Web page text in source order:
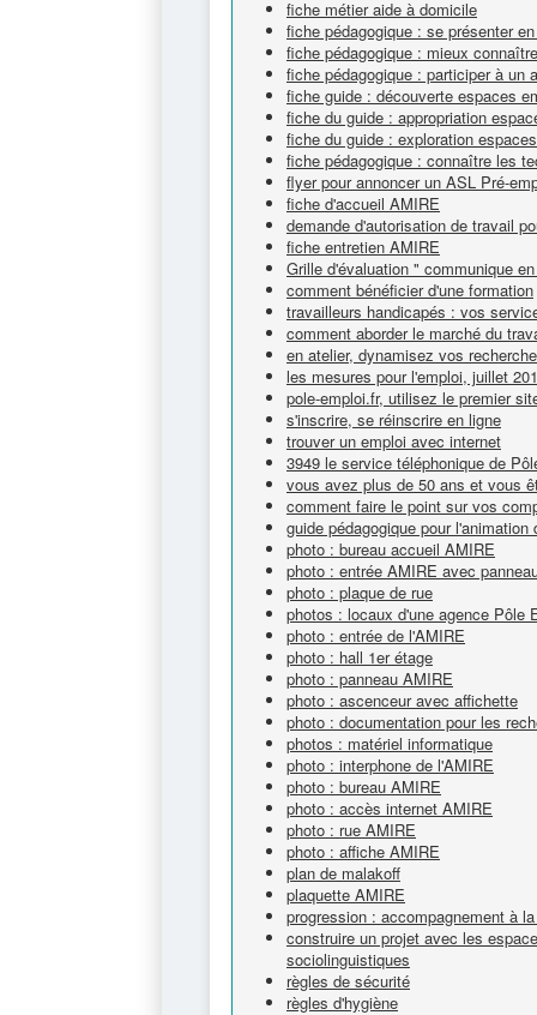
fiche métier aide à domicile
fiche pédagogique : se présenter
fiche pédagogique : mieux
fiche pédagogique : participer à un
fiche guide : découverte espaces
fiche du guide : appropriation
fiche du guide : exploration
fiche pédagogique : connaître les
flyer pour annoncer un ASL Pré-
fiche d'accueil AMIRE
demande d'autorisation de travail
fiche entretien AMIRE
Grille d'évaluation " communique
comment bénéficier d'une formation
travailleurs handicapés : vos
comment aborder le marché du
en atelier, dynamisez vos
les mesures pour l'emploi, juillet
pole-emploi.fr, utilisez le premier
s'inscrire, se réinscrire en ligne
trouver un emploi avec internet
3949 le service téléphonique de
vous avez plus de 50 ans et vous
comment faire le point sur vos
guide pédagogique pour
photo : bureau accueil AMIRE
photo : entrée AMIRE avec
photo : plaque de rue
photos : locaux d'une agence Pôle
photo : entrée de l'AMIRE
photo : hall 1er étage
photo : panneau AMIRE
photo : ascenceur avec affichette
photo : documentation pour les
photos : matériel informatique
photo : interphone de l'AMIRE
photo : bureau AMIRE
photo : accès internet AMIRE
photo : rue AMIRE
photo : affiche AMIRE
plan de malakoff
plaquette AMIRE
progression : accompagnement à
construire un projet avec les
sociolinguistiques
règles de sécurité
règles d'hygiène